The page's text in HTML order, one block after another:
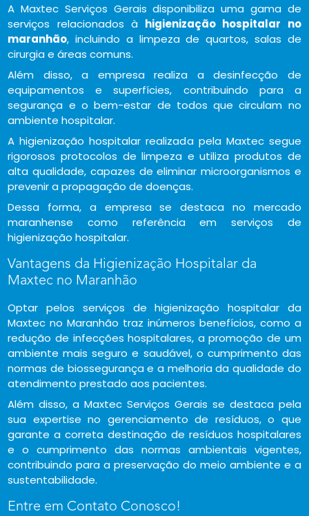
A Maxtec Serviços Gerais disponibiliza uma gama de
serviços relacionados à higienização hospitalar no
maranhão, incluindo a limpeza de quartos, salas de
cirurgia e áreas comuns.
Além disso, a empresa realiza a desinfecção de
equipamentos e superfícies, contribuindo para a
segurança e o bem-estar de todos que circulam no
ambiente hospitalar.
A higienização hospitalar realizada pela Maxtec segue
rigorosos protocolos de limpeza e utiliza produtos de
alta qualidade, capazes de eliminar microorganismos e
prevenir a propagação de doenças.
Dessa forma, a empresa se destaca no mercado
maranhense como referência em serviços de
higienização hospitalar.
Vantagens da Higienização Hospitalar da
Maxtec no Maranhão
Optar pelos serviços de higienização hospitalar da
Maxtec no Maranhão traz inúmeros benefícios, como a
redução de infecções hospitalares, a promoção de um
ambiente mais seguro e saudável, o cumprimento das
normas de biossegurança e a melhoria da qualidade do
atendimento prestado aos pacientes.
Além disso, a Maxtec Serviços Gerais se destaca pela
sua expertise no gerenciamento de resíduos, o que
garante a correta destinação de resíduos hospitalares
e o cumprimento das normas ambientais vigentes,
contribuindo para a preservação do meio ambiente e a
sustentabilidade.
Entre em Contato Conosco!